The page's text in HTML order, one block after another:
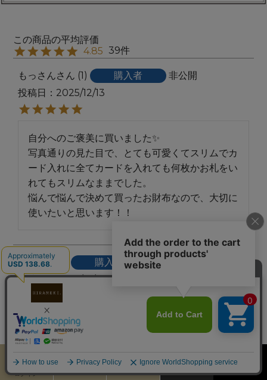
4.85 39
もっさん 1 購入者
非公開
投稿日
2025/12/13
自分へのご褒美に買いました✨
写真通りの見た目で、とても可愛くてスリムでカ
ード入れに全てカードを入れても何枚かお札をい
れてもスリムなままでした。
悩んで悩んで決めて買ったお財布なので、大切に
使いたいと思います！！
まき 購入者
非公開
投稿日
2025/12/03
ネット広告で一目惚れして購入
買ってよかったと満足しています
それまで楽しみにします😊
ログイン